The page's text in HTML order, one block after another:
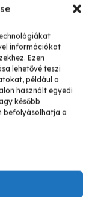
információkat
Ezen
lehetővé teszi
például a
használt egyedi
később
befolyásolhatja a
augue.
viverra, nibh
euismod